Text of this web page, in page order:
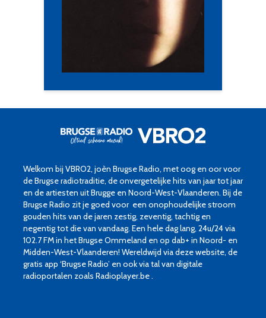
Welkom bij VBRO2, joèn Brugse Radio, met oog en oor voor
de Brugse radiotraditie, de onvergetelijke hits van jaar tot jaar
en de artiesten uit Brugge en Noord-West-Vlaanderen. Bij de
Brugse Radio zit je goed voor een onophoudelijke stroom
gouden hits van de jaren zestig, zeventig, tachtig en
negentig tot die van vandaag. Een hele dag lang, 24u/24 via
102.7 FM in het Brugse Ommeland en op dab+ in Noord- en
Midden-West-Vlaanderen! Wereldwijd via deze website, de
gratis app ‘Brugse Radio’ en ook via tal van digitale
radioportalen zoals Radioplayer.be .